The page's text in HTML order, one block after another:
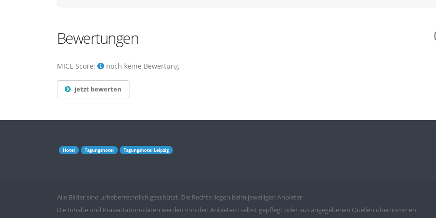
Bewertungen
MICE Score: noch keine Bewertung
jetzt bewerten
Hotel Tagungshotel Tagungshotel Leipzig
Alle Bilder sind urheberrechtlich geschützt. Die Rechte liegen beim jeweiligen Anbieter.
Die Inhalte und Präsentationsdaten werden von den Anbietern selbst gepflegt oder aus angegebenen Quellen übernommen.